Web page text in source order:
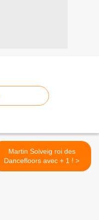
Martin Solveig roi des
Dancefloors avec + 1 ! >